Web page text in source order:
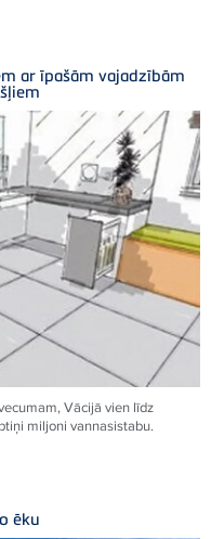
ar īpašām vajadzībām
Vācijā vien līdz
miljoni vannasistabu.
ēku